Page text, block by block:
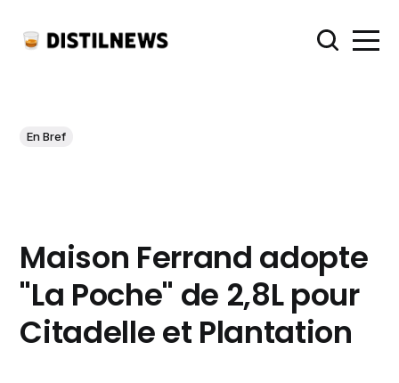
En Bref
Maison Ferrand adopte
"La Poche" de 2,8L pour
Citadelle et Plantation